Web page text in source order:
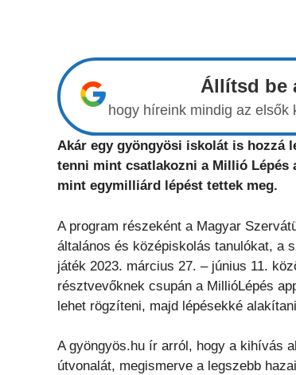
Állítsd be
hogy híreink mindig az elsők
Akár egy gyöngyösi iskolát is hozzá
tenni mint csatlakozni a Millió Lépés
mint egymilliárd lépést tettek meg.
A program részeként a Magyar
általános és középiskolás tanulókat, a
játék 2023. március 27. – június 11.
résztvevőknek csupán a MillióLépés
lehet rögzíteni, majd lépésekké
A gyöngyös.hu ír arról, hogy a kihívás
útvonalát, megismerve a legszebb